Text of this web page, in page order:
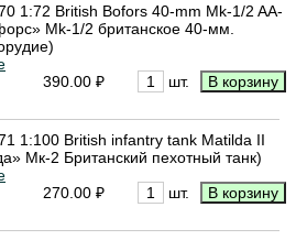
1:72 British Bofors 40-mm Mk-1/2 AA-
Mk-1/2 британское 40-мм.
390.00 ₽
шт.
1:100 British infantry tank Matilda II
Мк-2 Британский пехотный танк)
270.00 ₽
шт.